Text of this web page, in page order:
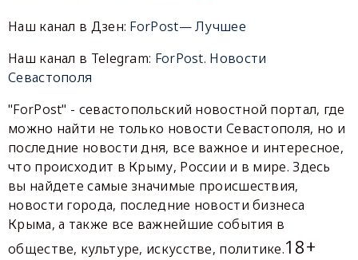
Наш канал в Дзен: ForPost— Лучшее
Наш канал в Telegram: ForPost. Новости
Севастополя
"ForPost" - севастопольский новостной портал, где
можно найти не только новости Севастополя, но и
последние новости дня, все важное и интересное,
что происходит в Крыму, России и в мире. Здесь
вы найдете самые значимые происшествия,
новости города, последние новости бизнеса
Крыма, а также все важнейшие события в
обществе, культуре, искусстве, политике.18+